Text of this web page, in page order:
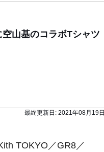
山基のコラボTシャツ
最終更新日: 2021年08月19日
TOKYO／GR8／